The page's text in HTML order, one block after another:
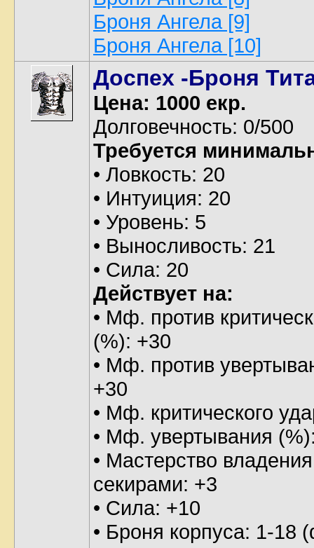
Броня Ангела [9]
Броня Ангела [10]
Доспех -Броня
Цена: 1000 екр.
Долговечность: 0/500
Требуется
• Ловкость: 20
• Интуиция: 20
• Уровень: 5
• Выносливость: 21
• Сила: 20
Действует на:
• Мф. против
(%): +30
• Мф. против
+30
• Мф. критического
• Мф. увертывания
• Мастерство
секирами: +3
• Сила: +10
• Броня корпуса: 1-18